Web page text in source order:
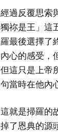
經過反覆思索
獨祢是王」這
羅最後選擇了
內心的感受，
但這只是上帝
句當時在他內
這就是掃羅的
掉了恩典的源